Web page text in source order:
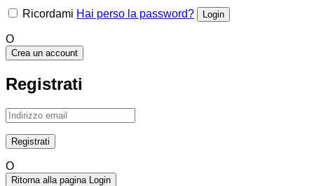
Ricordami Hai perso la password?
O
Crea un account
Registrati
O
Ritorna alla pagina Login